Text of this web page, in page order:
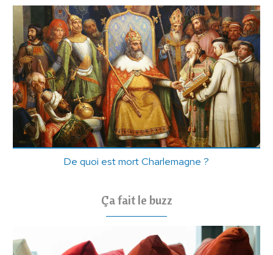
De quoi est mort Charlemagne ?
Ça fait le buzz